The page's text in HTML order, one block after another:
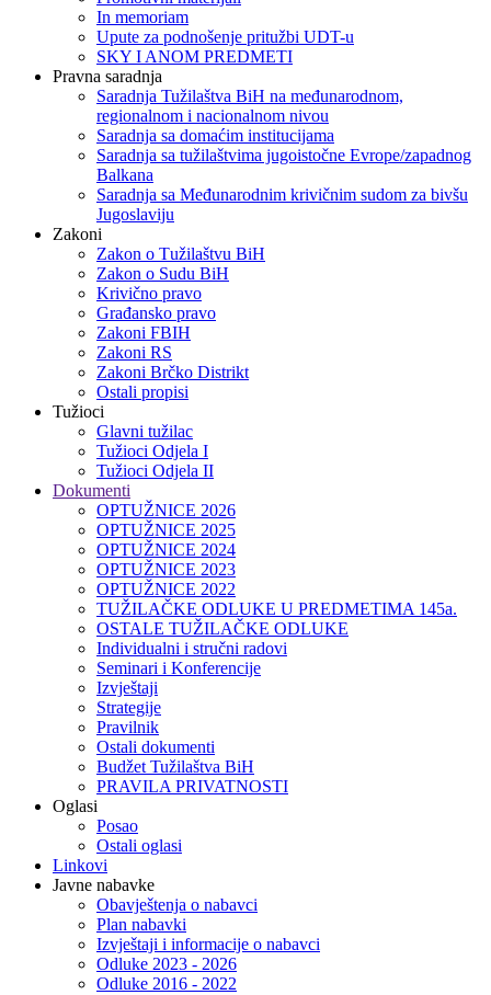
In memoriam
Upute za podnošenje pritužbi UDT-u
SKY I ANOM PREDMETI
Pravna saradnja
Saradnja Tužilaštva BiH na međunarodnom,
regionalnom i nacionalnom nivou
Saradnja sa domaćim institucijama
Saradnja sa tužilaštvima jugoistočne Evrope/zapadnog
Balkana
Saradnja sa Međunarodnim krivičnim sudom za bivšu
Jugoslaviju
Zakoni
Zakon o Тužilaštvu BiH
Zakon o Sudu BiH
Krivično pravo
Građansko pravo
Zakoni FBIH
Zakoni RS
Zakoni Brčko Distrikt
Ostali propisi
Tužioci
Glavni tužilac
Tužioci Odjela I
Tužioci Odjela II
Dokumenti
OPTUŽNICE 2026
OPTUŽNICE 2025
OPTUŽNICE 2024
OPTUŽNICE 2023
OPTUŽNICE 2022
TUŽILAČKE ODLUKE U PREDMETIMA 145a.
OSTALE TUŽILAČKE ODLUKE
Individualni i stručni radovi
Seminari i Konferencije
Izvještaji
Strategije
Pravilnik
Ostali dokumenti
Budžet Tužilaštva BiH
PRAVILA PRIVATNOSTI
Oglasi
Posao
Ostali oglasi
Linkovi
Javne nabavke
Obavještenja o nabavci
Plan nabavki
Izvještaji i informacije o nabavci
Odluke 2023 - 2026
Odluke 2016 - 2022